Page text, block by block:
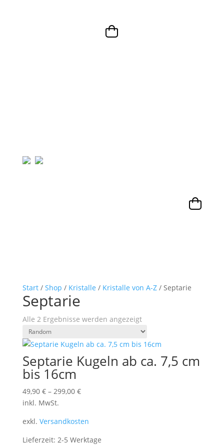
Start/ Shop / Kristalle / Kristalle von A-Z/ Septarie
Septarie
Alle 2 Ergebnisse werden angezeigt
Septarie Kugeln ab ca. 7,5 cm
bis 16cm
49,90 €– 299,00 €
inkl. MwSt.
exkl. Versandkosten
Lieferzeit: 2-5 Werktage